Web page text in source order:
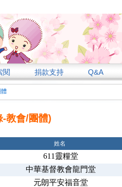
閱 捐款支持 Q&A
-教會/團體)
姓名
611靈糧堂
中華基督教會龍門堂
元朗平安福音堂